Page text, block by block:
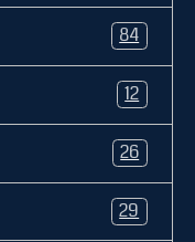
84
12
26
29